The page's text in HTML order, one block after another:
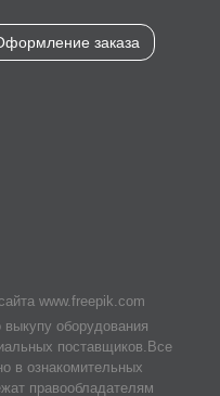
заказа
www.freepik.com
оборудования
поставщиков.Все
в ознакомительных
правообладателям